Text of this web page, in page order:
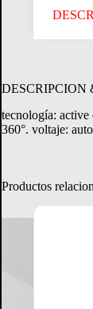
Consultá tu
DESCRIPCION
tecnología: active
360°. voltaje:
Productos